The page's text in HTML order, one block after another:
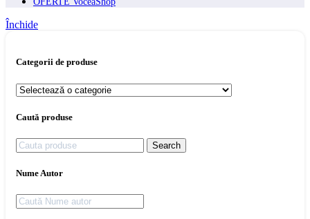
Închide
Categorii de produse
Caută produse
Search
Nume Autor